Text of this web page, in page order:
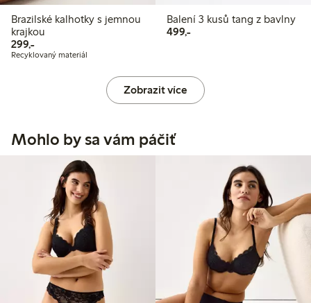
Brazilské kalhotky s jemnou
krajkou
299,-299,00 Kč
Recyklovaný materiál
Balení 3 kusů tang z bavlny
499,-499,00 Kč
Zobrazit více
Mohlo by sa vám páčiť